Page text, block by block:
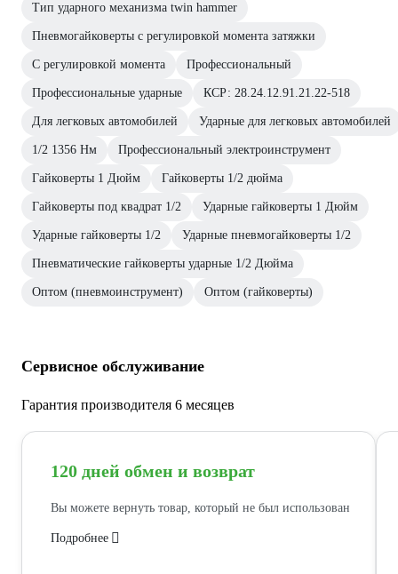
Тип ударного механизма twin hammer
Пневмогайковерты с регулировкой момента затяжки
С регулировкой момента Профессиональный
Профессиональные ударные КСР: 28.24.12.91.21.22-518
Для легковых автомобилей Ударные для легковых автомобилей
1/2 1356 Нм Профессиональный электроинструмент
Гайковерты 1 Дюйм Гайковерты 1/2 дюйма
Гайковерты под квадрат 1/2 Ударные гайковерты 1 Дюйм
Ударные гайковерты 1/2 Ударные пневмогайковерты 1/2
Пневматические гайковерты ударные 1/2 Дюйма
Оптом (пневмоинструмент) Оптом (гайковерты)
Сервисное обслуживание
Гарантия производителя 6 месяцев
120 дней обмен и возврат
Вы можете вернуть товар, который не был использован
Подробнее